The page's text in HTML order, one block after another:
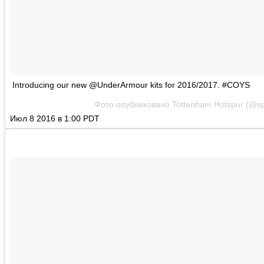
Introducing our new @UnderArmour kits for 2016/2017. #COYS
Фото опубликовано Tottenham Hotspur
Июл 8 2016 в 1:00 PDT